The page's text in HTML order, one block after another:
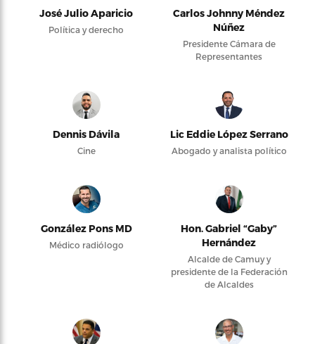
José Julio Aparicio
Política y derecho
Carlos Johnny Méndez
Núñez
Presidente Cámara de
Representantes
Dennis Dávila
Cine
Lic Eddie López Serrano
Abogado y analista político
González Pons MD
Médico radiólogo
Hon. Gabriel “Gaby”
Hernández
Alcalde de Camuy y
presidente de la Federación
de Alcaldes